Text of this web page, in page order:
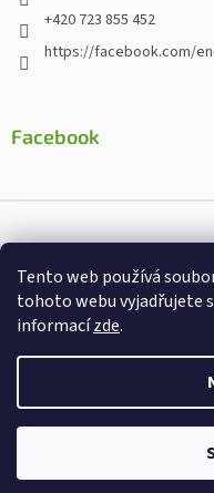
Tento web používá
tohoto webu vyjadřujete
informacízde.
+420 723 855 452
https://facebook.com/
Facebook
doplňky stravy